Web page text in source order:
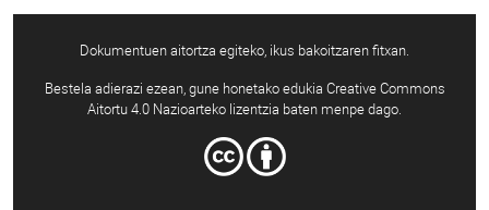
Dokumentuen aitortza egiteko, ikus bakoitzaren fitxan.
Bestela adierazi ezean, gune honetako edukia Creative Commons
Aitortu 4.0 Nazioarteko lizentzia baten menpe dago.